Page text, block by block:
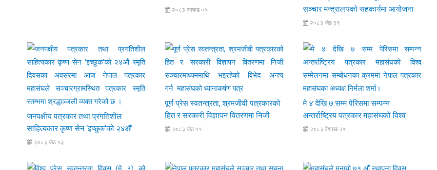
र सूचनाको हकको संरक्षणका लागि
२०८३ आषाढ ०५
सञ्चार मन्त्रालयको सहकार्यमा आयोजना
गरेको ' जिम्मेवार पत्रकारिता, संसदीय
विषयक अभिमुखीकरण
२०८३ जेठ ३१
जनपक्षीय पत्रकार तथा प्रगतिशील
साहित्यकार कृष्ण सेन ‘इच्छुक’को २४औं
स्मृति दिवसका अवसरमा आज नेपाल
पत्रकार स्मृति स्तम्भमा श्रद्धाञ्जली व्यक्त
२०८३ जेठ १३
पूर्ण प्रेस स्वतन्त्रता, श्रमजीवी पत्रकारको
हित र सरकारी विज्ञापन वितरणमा निजी
सञ्चारमाध्यममाथि भइरहेको विभेद अन्त्य
२०८३ जेठ ११
मे ४ देखि ७ सम्म पेरिसमा सम्पन्न
अन्तर्राष्ट्रिय पत्रकार महासंघको विश्व
सम्मेलनमा सम्बोधनका क्रममा नेपाल
२०८३ बैशाख २५